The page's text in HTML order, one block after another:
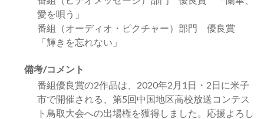
愛を唄う」
番組（オーディオ・ピクチャー）部門 優良賞
「輝きを忘れない」
備考/コメント
番組優良賞の2作品は、2020年2月1日・2日に米子
市で開催される、第5回中国地区高校放送コンテス
ト鳥取大会への出場権を獲得しました。応援よろし